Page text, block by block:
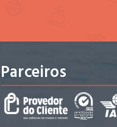
Parceiros